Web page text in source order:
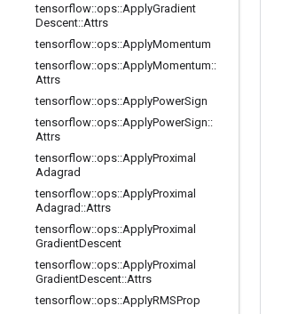
tensorflow::ops::ApplyGradient
Descent::Attrs
tensorflow::ops::ApplyMomentum
tensorflow::ops::ApplyMomentum::
Attrs
tensorflow::ops::ApplyPowerSign
tensorflow::ops::ApplyPowerSign::
Attrs
tensorflow::ops::ApplyProximal
Adagrad
tensorflow::ops::ApplyProximal
Adagrad ::Attrs
tensorflow::ops::ApplyProximal
GradientDescent
tensorflow::ops::ApplyProximal
GradientDescent::Attrs
tensorflow::ops::ApplyRMSProp